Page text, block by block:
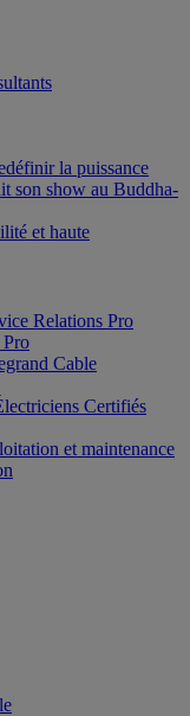
la puissance
son show au Buddha-
et haute
Relations Pro
Cable
Certifiés
et maintenance